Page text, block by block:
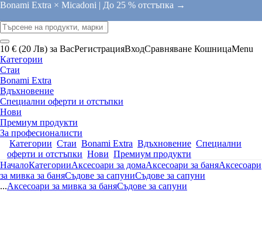
Bonami Extra × Micadoni | До 25 % отстъпка →
10 € (20 Лв) за ВасРегистрацияВходСравняване КошницаMenu
Категории
Стаи
Bonami Extra
Вдъхновение
Специални оферти и отстъпки
Нови
Премиум продукти
За професионалисти
Категории Стаи Bonami Extra Вдъхновение Специални
оферти и отстъпки Нови Премиум продукти
НачалоКатегорииАксесоари за домаАксесоари за баняАксесоари
за мивка за баняСъдове за сапуниСъдове за сапуни
...Аксесоари за мивка за баняСъдове за сапуни